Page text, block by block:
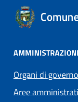
Organi di governo
Aree